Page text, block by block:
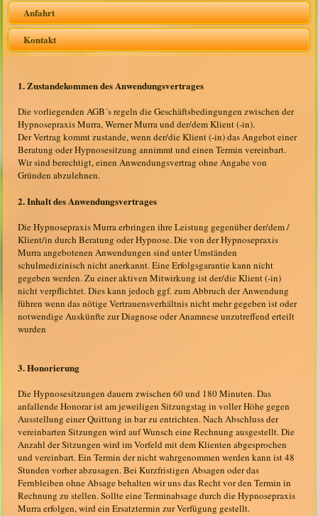
Anfahrt
Kontakt
1. Zustandekommen des Anwendungsvertrages
Die vorliegenden AGB´s regeln die Geschäftsbedingungen zwischen der
Hypnosepraxis Murra, Werner Murra und der/dem Klient (-in).
Der Vertrag kommt zustande, wenn der/die Klient (-in) das Angebot einer
Beratung oder Hypnosesitzung annimmt und einen Termin vereinbart.
Wir sind berechtigt, einen Anwendungsvertrag ohne Angabe von
Gründen abzulehnen.
2. Inhalt des Anwendungsvertrages
Die Hypnosepraxis Murra erbringen ihre Leistung gegenüber der/dem /
Klient/in durch Beratung oder Hypnose. Die von der Hypnosepraxis
Murra angebotenen Anwendungen sind unter Umständen
schulmedizinisch nicht anerkannt. Eine Erfolgsgarantie kann nicht
gegeben werden. Zu einer aktiven Mitwirkung ist der/die Klient (-in)
nicht verpflichtet. Dies kann jedoch ggf. zum Abbruch der Anwendung
führen wenn das nötige Vertrauensverhältnis nicht mehr gegeben ist oder
notwendige Auskünfte zur Diagnose oder Anamnese unzutreffend erteilt
wurden
3. Honorierung
Die Hypnosesitzungen dauern zwischen 60 und 180 Minuten. Das
anfallende Honorar ist am jeweiligen Sitzungstag in voller Höhe gegen
Ausstellung einer Quittung in bar zu entrichten. Nach Abschluss der
vereinbarten Sitzungen wird auf Wunsch eine Rechnung ausgestellt. Die
Anzahl der Sitzungen wird im Vorfeld mit dem Klienten abgesprochen
und vereinbart. Ein Termin der nicht wahrgenommen werden kann ist 48
Stunden vorher abzusagen. Bei Kurzfristigen Absagen oder das
Fernbleiben ohne Absage behalten wir uns das Recht vor den Termin in
Rechnung zu stellen. Sollte eine Terminabsage durch die Hypnosepraxis
Murra erfolgen, wird ein Ersatztermin zur Verfügung gestellt.